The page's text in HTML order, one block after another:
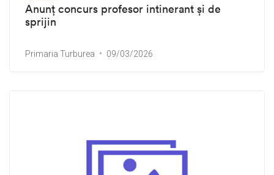
Anunț concurs profesor intinerant și de
sprijin
Primaria Turburea 09/03/2026